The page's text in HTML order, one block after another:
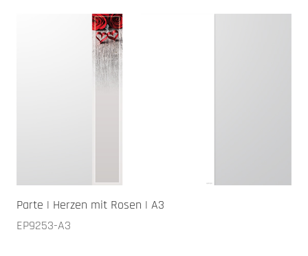
Parte | Herzen mit Rosen | A3
EP9253-A3